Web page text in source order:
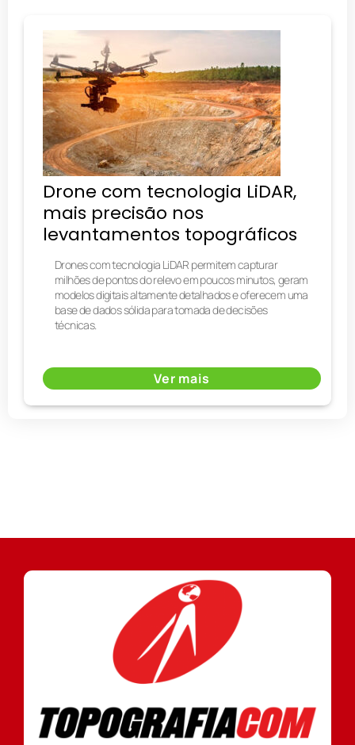
Drone com tecnologia LiDAR,
mais precisão nos
levantamentos topográficos
Drones com tecnologia LiDAR permitem capturar
milhões de pontos do relevo em poucos minutos, geram
modelos digitais altamente detalhados e oferecem uma
base de dados sólida para tomada de decisões
técnicas.
Ver mais